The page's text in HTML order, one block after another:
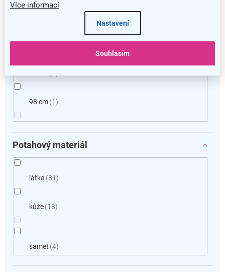
Více informací
Nastavení
Souhlasím
94 cm 2
98 cm 1
Potahový materiál
látka 81
kůže 18
samet 4